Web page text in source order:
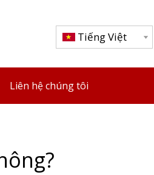
Tiếng Việt
Liên hệ chúng tôi